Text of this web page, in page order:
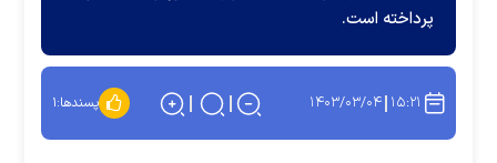
پرداخته است.
۱۵:۲۱ ۱۴۰۳/۰۳/۰۴ پسندها:۱